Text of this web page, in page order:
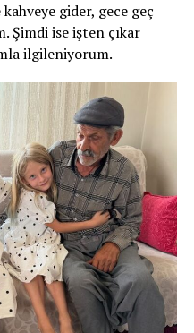
gider, gece geç
Şimdi ise işten çıkar
ilgileniyorum.